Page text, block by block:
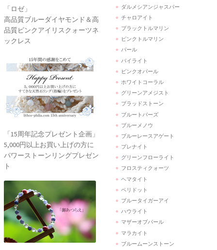
「ロゼ」
高品質ブルーダイヤモンド＆高
品質ピンクアイリスクォーツネ
ックレス
「15周年記念プレゼント企画」
5,000円以上お買い上げの方に
パワーストーンリングプレゼン
ト
ダルメシアンジャスパー
チャロアイト
ブラックトルマリン
ピンクトルマリン
パール
パイライト
ピンクオパール
ホワイトコーラル
グリーンアメジスト
ブラッドストーン
ブルートパーズ
ブルーメノウ
ブルーレースアゲート
プレナイト
グリーンフローライト
フロスティクォーツ
ヘマタイト
ペリドット
ブルータイガーアイ
ハウライト
マザーオブパール
マラカイト
ブルームーンストーン